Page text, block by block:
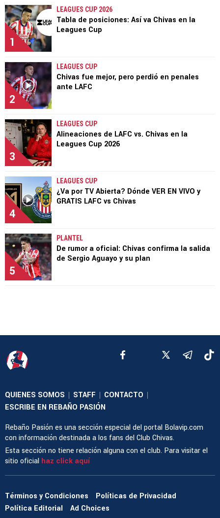
1
LEAGUES CUP 2026
Tabla de posiciones: Así va Chivas en la
Leagues Cup
2
LEAGUES CUP
Chivas fue mejor, pero perdió en penales
ante LAFC
3
LEAGUES CUP
Alineaciones de LAFC vs. Chivas en la
Leagues Cup 2026
4
LEAGUES CUP
¿Va por TV Abierta? Dónde VER EN VIVO y
GRATIS LAFC vs Chivas
5
PLANTEL
De rumor a oficial: Chivas confirma la salida
de Sergio Aguayo y su plan
QUIENES SOMOS | STAFF | CONTACTO |
ESCRIBE EN REBAÑO PASIÓN
Rebaño Pasión es una sección especial del portal Bolavip.com
con información destinada a los fans del Club Chivas.
Esta sección no tiene relación alguna con el club. Para visitar el
sitio oficial haz click aquí
Términos y Condiciones
Políticas de Privacidad
Política Editorial
Ad Choices